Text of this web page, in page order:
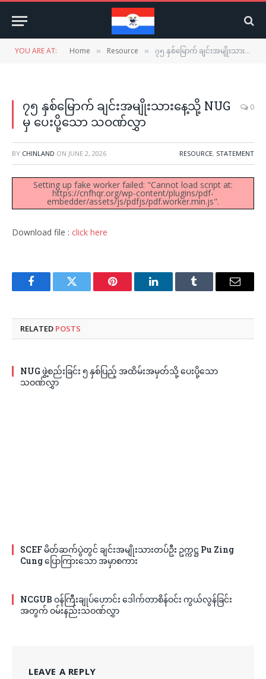
YOU ARE AT: Home » Resource » ၇၅ နှစ်မြောက် ချင်းအမျိုးသားနေ့သို့ NUG မှ ပေးပို့သော သဝဏ်လွှာ
၇၅ နှစ်မြောက် ချင်းအမျိုးသားနေ့သို့ NUG
မှ ပေးပို့သော သဝဏ်လွှာ
0
BY CHINLAND ON JUNE 2, 2026 RESOURCE, STATEMENT
Setting up fake worker failed: "Cannot load script at:
https://cnfhqr.org/wp-content/plugins/pdf-
embedder/assets/js/pdfjs/pdf.worker.min.js".
Download file : click here
FacebookTwitter Pinterest LinkedInTumblr Email
RELATED POSTS
NUG ဖွဲ့စည်းခြင်း ၅ နှစ်ပြည့် အထိမ်းအမှတ်သို့ ပေးပို့သော
သဝဏ်လွှာ
SCEF မိတ်ဆက်ပွဲတွင် ချင်းအမျိုးသားတပ်ဦး ဥက္ကဋ္ဌ Pu Zing
Cung ပြောကြားသော အမှာစကား
NCGUB ဝန်ကြီးချုပ်ဟောင်း ဒေါက်တာစိန်ဝင်း ကွယ်လွန်ခြင်း
အတွက် ဝမ်းနည်းသဝဏ်လွှာ
LEAVE A REPLY